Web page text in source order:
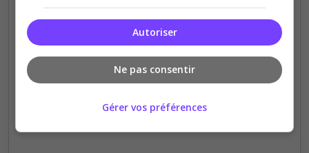
Autoriser
Ne pas consentir
Gérer vos préférences